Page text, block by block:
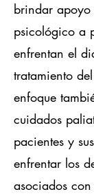
brindar
psicológico a
enfrentan el
tratamiento
enfoque
cuidados
pacientes y
enfrentar los
asociados